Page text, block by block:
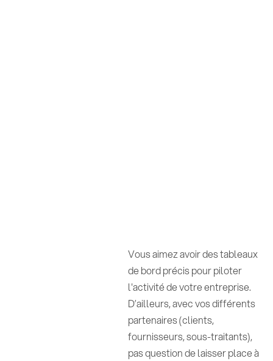
Vous aimez avoir des tableaux
de bord précis pour piloter
l'activité de votre entreprise.
D’ailleurs, avec vos différents
partenaires (clients,
fournisseurs, sous-traitants),
pas question de laisser place à